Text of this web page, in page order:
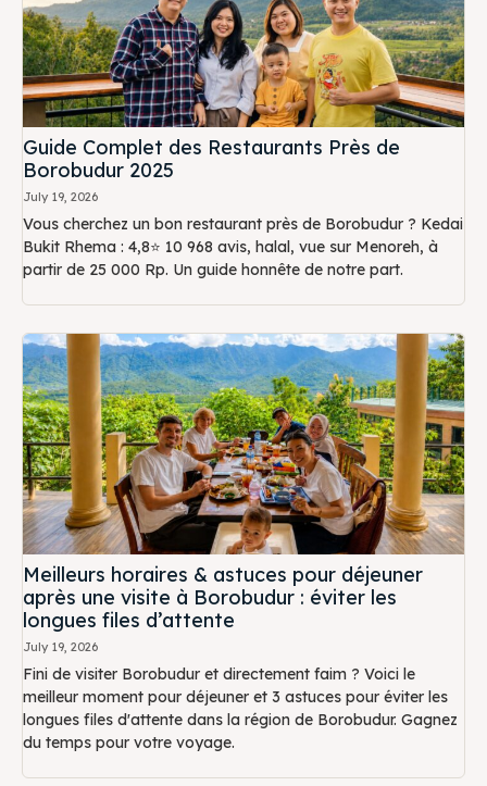
Guide Complet des Restaurants Près de
Borobudur 2025
July 19, 2026
Vous cherchez un bon restaurant près de Borobudur ? Kedai
Bukit Rhema : 4,8⭐ 10 968 avis, halal, vue sur Menoreh, à
partir de 25 000 Rp. Un guide honnête de notre part.
Meilleurs horaires & astuces pour déjeuner
après une visite à Borobudur : éviter les
longues files d’attente
July 19, 2026
Fini de visiter Borobudur et directement faim ? Voici le
meilleur moment pour déjeuner et 3 astuces pour éviter les
longues files d'attente dans la région de Borobudur. Gagnez
du temps pour votre voyage.